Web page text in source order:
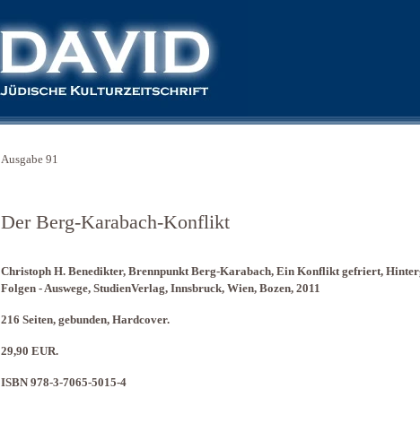
Ausgabe 91
Der Berg-Karabach-Konflikt
Christoph H. Benedikter, Brennpunkt Berg-Karabach, Ein Konflikt gefriert,
Folgen - Auswege, StudienVerlag, Innsbruck, Wien, Bozen, 2011
216 Seiten, gebunden, Hardcover.
29,90 EUR.
ISBN 978-3-7065-5015-4